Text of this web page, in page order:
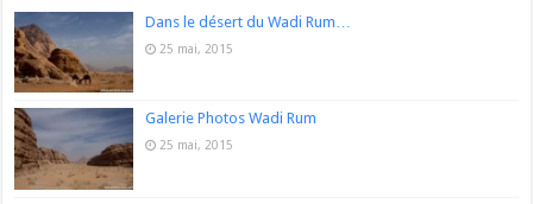
Dans le désert du Wadi Rum…
25 mai, 2015
Galerie Photos Wadi Rum
25 mai, 2015